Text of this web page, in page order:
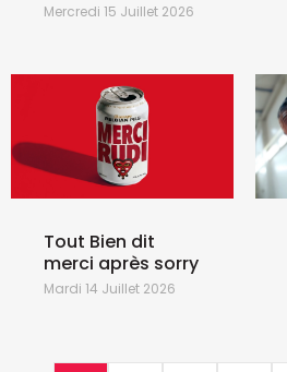
Mercredi 15 Juillet 2026
Tout Bien dit
merci après sorry
Mardi 14 Juillet 2026